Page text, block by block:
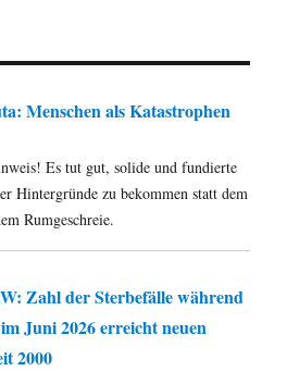
Menschen als Katastrophen
Es tut gut, solide und fundierte
Hintergründe zu bekommen statt dem
Rumgeschreie.
Zahl der Sterbefälle während
Juni 2026 erreicht neuen
2000